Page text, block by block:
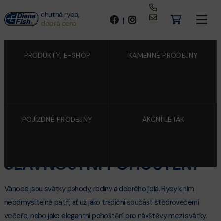
chutná ryba,
dobrá cena
|
PRODUKTY, E-SHOP KAMENNÉ PRODEJNY
POJÍZDNÉ PRODEJNY AKČNÍ LETÁK
SLAVNOSTNÍ POHOŠTĚNÍ
Vánoce jsou svátky pohody, rodiny a dobrého jídla. Ryby k nim
neodmyslitelně patří, ať už jako tradiční součást štědrovečerní
večeře, nebo jako elegantní pohoštění pro návštěvy mezi svátky.